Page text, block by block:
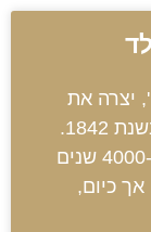
יצרה את
טבלת השוקולד הראשונה בעולם בשנת 1842.
הקקאו הופק לראשונה לפני יותר מ-4000 שנים
כיום,